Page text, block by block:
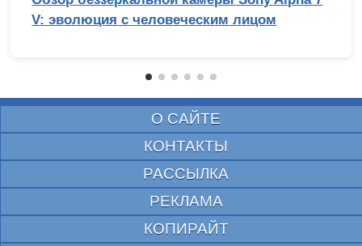
V: эволюция с человеческим лицом
О САЙТЕ
КОНТАКТЫ
РАССЫЛКА
РЕКЛАМА
КОПИРАЙТ